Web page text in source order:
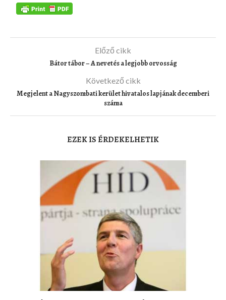
Előző cikk
Bátor tábor – A nevetés a legjobb orvosság
Következő cikk
Megjelent a Nagyszombati kerület hivatalos lapjának decemberi
száma
EZEK IS ÉRDEKELHETIK